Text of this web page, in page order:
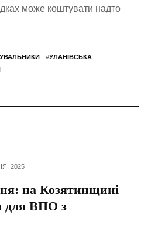
може коштувати надто
#УЛАНІВСЬКА
2025
на Козятинщині
для ВПО з